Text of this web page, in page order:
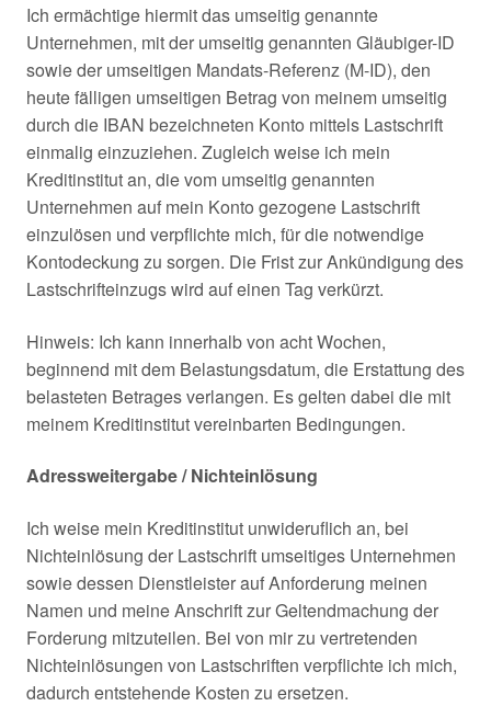
Ich ermächtige hiermit das umseitig genannte
Unternehmen, mit der umseitig genannten Gläubiger-ID
sowie der umseitigen Mandats-Referenz (M-ID), den
heute fälligen umseitigen Betrag von meinem umseitig
durch die IBAN bezeichneten Konto mittels Lastschrift
einmalig einzuziehen. Zugleich weise ich mein
Kreditinstitut an, die vom umseitig genannten
Unternehmen auf mein Konto gezogene Lastschrift
einzulösen und verpflichte mich, für die notwendige
Kontodeckung zu sorgen. Die Frist zur Ankündigung des
Lastschrifteinzugs wird auf einen Tag verkürzt.
Hinweis: Ich kann innerhalb von acht Wochen,
beginnend mit dem Belastungsdatum, die Erstattung des
belasteten Betrages verlangen. Es gelten dabei die mit
meinem Kreditinstitut vereinbarten Bedingungen.
Adressweitergabe / Nichteinlösung
Ich weise mein Kreditinstitut unwideruflich an, bei
Nichteinlösung der Lastschrift umseitiges Unternehmen
sowie dessen Dienstleister auf Anforderung meinen
Namen und meine Anschrift zur Geltendmachung der
Forderung mitzuteilen. Bei von mir zu vertretenden
Nichteinlösungen von Lastschriften verpflichte ich mich,
dadurch entstehende Kosten zu ersetzen.